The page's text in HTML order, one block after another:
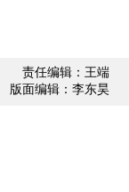
责任编辑：王端
版面编辑：李东昊